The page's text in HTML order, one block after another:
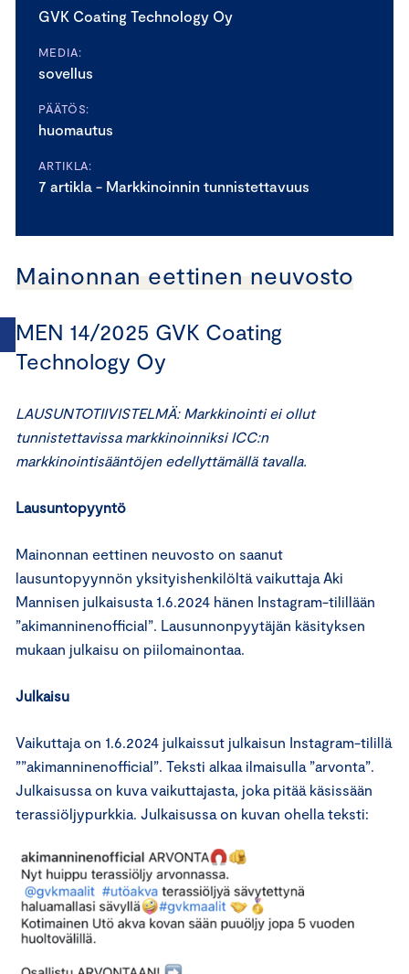
GVK Coating Technology Oy
MEDIA:
sovellus
PÄÄTÖS:
huomautus
ARTIKLA:
7 artikla - Markkinoinnin tunnistettavuus
Mainonnan eettinen neuvosto
MEN 14/2025 GVK Coating
Technology Oy
LAUSUNTOTIIVISTELMÄ: Markkinointi ei ollut
tunnistettavissa markkinoinniksi ICC:n
markkinointisääntöjen edellyttämällä tavalla.
Lausuntopyyntö
Mainonnan eettinen neuvosto on saanut
lausuntopyynnön yksityishenkilöltä vaikuttaja Aki
Mannisen julkaisusta 1.6.2024 hänen Instagram-tilillään
”akimanninenofficial”. Lausunnonpyytäjän käsityksen
mukaan julkaisu on piilomainontaa.
Julkaisu
Vaikuttaja on 1.6.2024 julkaissut julkaisun Instagram-tilillä
””akimanninenofficial”. Teksti alkaa ilmaisulla ”arvonta”.
Julkaisussa on kuva vaikuttajasta, joka pitää käsissään
terassiöljypurkkia. Julkaisussa on kuvan ohella teksti: